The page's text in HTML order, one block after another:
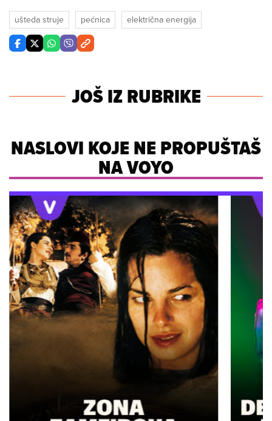
ušteda struje pećnica električna energija
JOŠ IZ RUBRIKE
NASLOVI KOJE NE PROPUŠTAŠ
NA VOYO